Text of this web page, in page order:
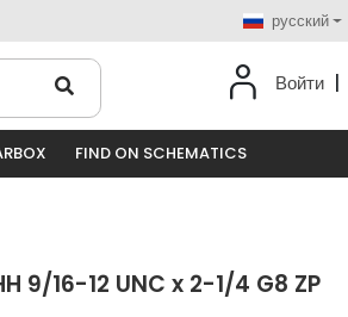
русский
Войти
FIND ON SCHEMATICS
9/16-12 UNC x 2-1/4 G8 ZP